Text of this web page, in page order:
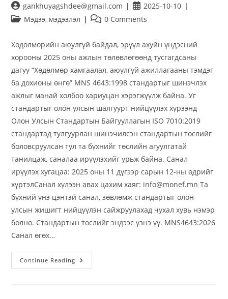
gankhuyagshdee@gmail.com
2025-10-10
Мэдээ, мэдээлэл
0 Comments
Хөдөлмөрийн аюулгүй байдал, эрүүл ахуйн үндэсний
хорооны 2025 оны ажлын төлөвлөгөөнд тусгагдсаны
дагуу “Хөдөлмөр хамгаалал, аюулгүй ажиллагааны тэмдэг
ба дохионы өнгө” MNS 4643:1998 стандартыг шинэчлэх
ажлыг манай холбоо хариуцан хэрэгжүүлж байна. Уг
стандартыг олон улсын шалгуурт нийцүүлэх хүрээнд
Олон Улсын Стандартын Байгууллагын ISO 7010:2019
стандартад тулгуурлан шинэчилсэн стандартын төслийг
боловсруулсан тул та бүхнийг төслийн агуулгатай
танилцаж, саналаа ирүүлэхийг урьж байна. Санал
ирүүлэх хугацаа: 2025 оны 11 дүгээр сарын 12-ны өдрийг
хүртэлСанал хүлээн авах цахим хаяг: info@monef.mn Та
бүхний үнэ цэнтэй санал, зөвлөмж стандартыг олон
улсын жишигт нийцүүлэн сайжруулахад чухал хувь нэмэр
болно. Стандартын төслийг эндээс үзнэ үү. MNS4643:2026
Санал өгөх…
Continue Reading